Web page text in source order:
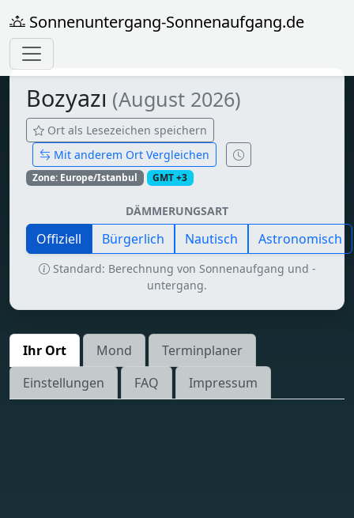
Sonnenuntergang-Sonnenaufgang.de
Bozyazı (August 2026)
Ort als Lesezeichen speichern
Mit anderem Ort Vergleichen
Zone: Europe/Istanbul GMT +3
DÄMMERUNGSART
Offiziell Bürgerlich Nautisch Astronomisch
Standard: Berechnung von Sonnenaufgang und -
untergang.
Ihr Ort Mond
Terminplaner
Einstellungen
FAQ Impressum